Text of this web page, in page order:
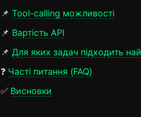
📌 Tool-calling можливості
📌 Вартість API
📌 Для яких задач підходить
❓ Часті питання (FAQ)
✅ Висновки